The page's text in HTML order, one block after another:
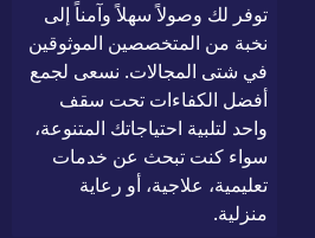
توفر لك وصولاً سهلاً وآمناً إلى
نخبة من المتخصصين الموثوقين
في شتى المجالات. نسعى لجمع
أفضل الكفاءات تحت سقف
واحد لتلبية احتياجاتك المتنوعة،
سواء كنت تبحث عن خدمات
تعليمية، علاجية، أو رعاية
منزلية.